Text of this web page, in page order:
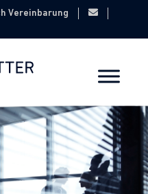
Vereinbarung